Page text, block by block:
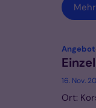
Mehr
16. Nov.
Ort: